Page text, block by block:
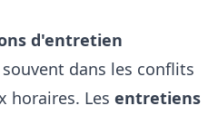
d'entretien
dans les conflits
horaires. Les entretiens